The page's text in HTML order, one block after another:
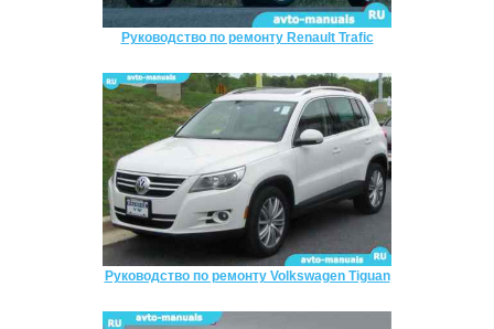
Руководство по ремонту Renault Trafic
Руководство по ремонту Volkswagen Tiguan